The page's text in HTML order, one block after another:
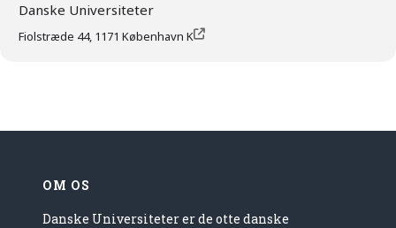
Danske Universiteter
Fiolstræde 44, 1171 København K
OM OS
Danske Universiteter er de otte danske